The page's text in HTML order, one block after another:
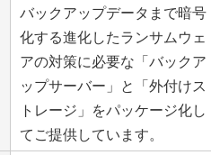
バックアップデータまで暗号
化する進化したランサムウェ
アの対策に必要な「バックア
ップサーバー」と「外付けス
トレージ」をパッケージ化し
てご提供しています。